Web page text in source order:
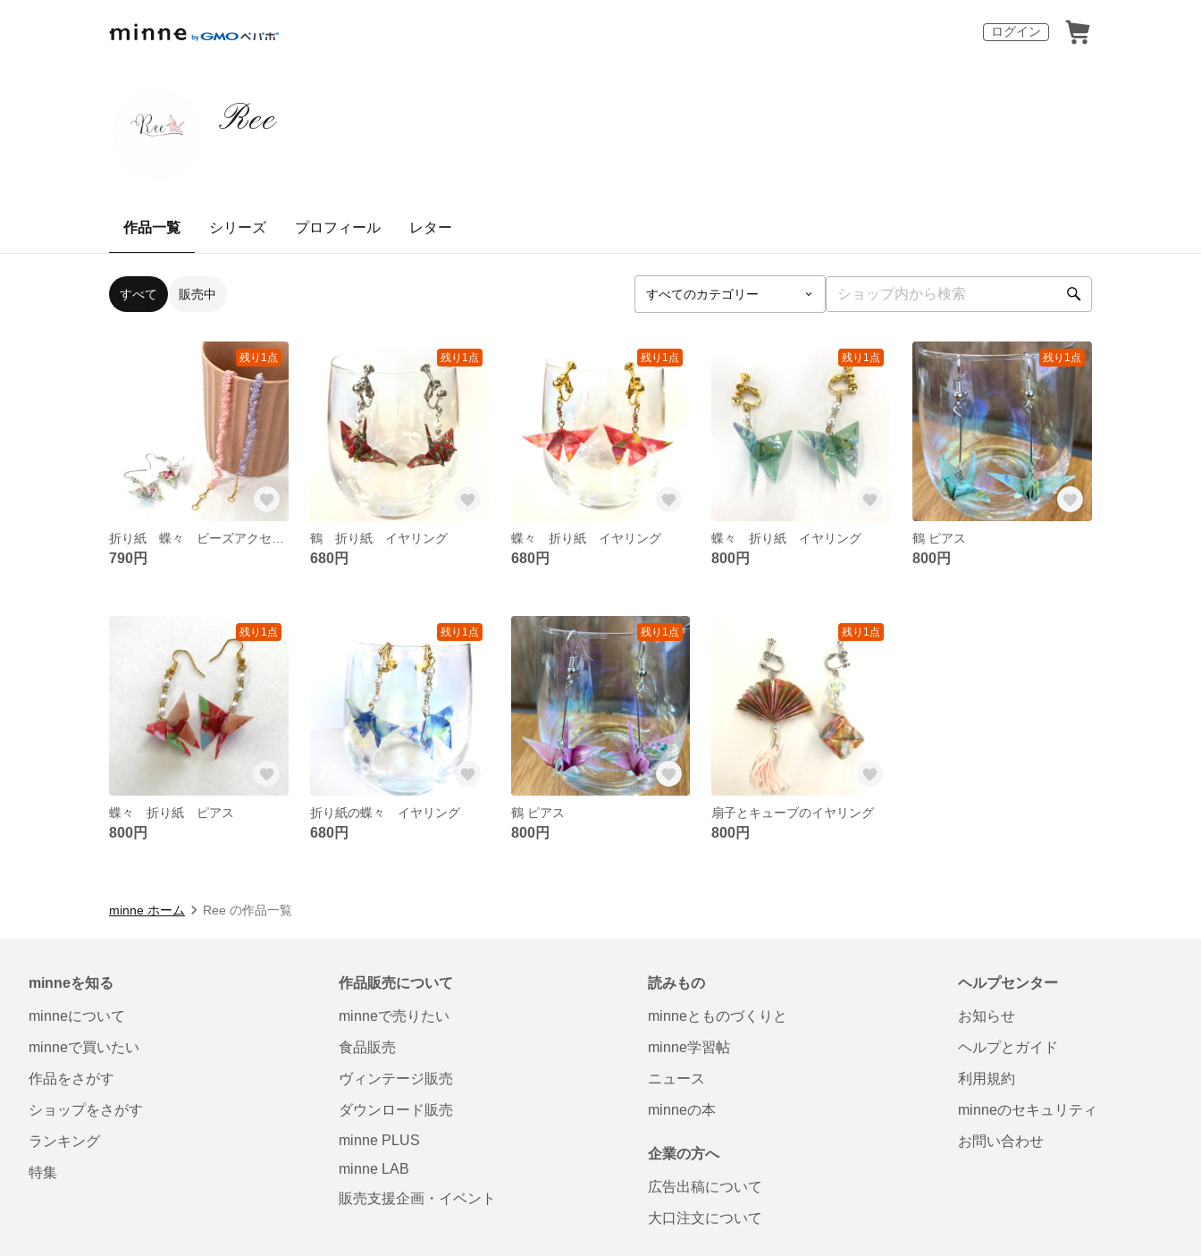
ログイン
Ree
作品一覧 シリーズ プロフィール レター
すべて 販売中
残り1点
790円
残り1点
鶴 折り紙 イヤリング
680円
残り1点
蝶々 折り紙 イヤリング
680円
残り1点
蝶々 折り紙 イヤリング
800円
残り1点
鶴 ピアス
800円
残り1点
蝶々 折り紙 ピアス
800円
残り1点
折り紙の蝶々 イヤリング
680円
残り1点
鶴 ピアス
800円
残り1点
扇子とキューブのイヤリング
800円
minne ホーム Ree の作品一覧
minneを知る
minneについて
minneで買いたい
作品をさがす
ショップをさがす
ランキング
特集
作品販売について
minneで売りたい
食品販売
ヴィンテージ販売
ダウンロード販売
minne PLUS
minne LAB
販売支援企画・イベント
読みもの
minneとものづくりと
minne学習帖
ニュース
minneの本
企業の方へ
広告出稿について
大口注文について
ヘルプセンター
お知らせ
ヘルプとガイド
利用規約
minneのセキュリティ
お問い合わせ